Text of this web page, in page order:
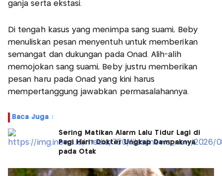
ganja serta ekstasi.
Di tengah kasus yang menimpa sang suami, Beby
menuliskan pesan menyentuh untuk memberikan
semangat dan dukungan pada Onad. Alih-alih
memojokan sang suami, Beby justru memberikan
pesan haru pada Onad yang kini harus
mempertanggung jawabkan permasalahannya.
Baca Juga :
Sering Matikan Alarm Lalu Tidur Lagi di
Pagi Hari? Dokter Ungkap Dampaknya
pada Otak